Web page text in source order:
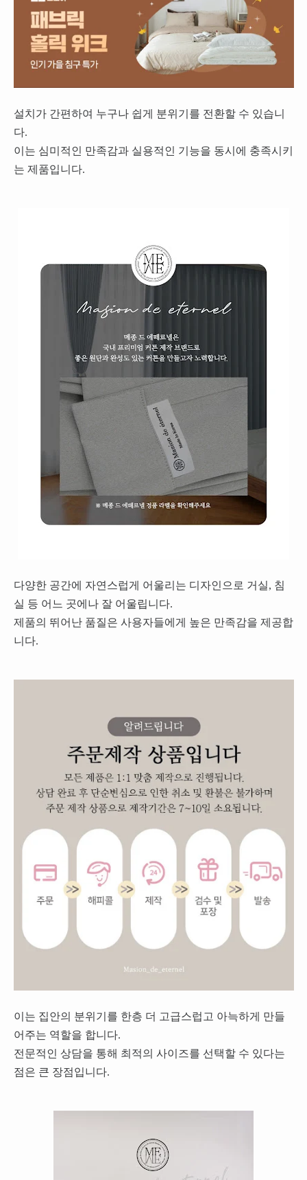
설치가 간편하여 누구나 쉽게 분위기를 전환할 수 있습니
다.
이는 심미적인 만족감과 실용적인 기능을 동시에 충족시키
는 제품입니다.
다양한 공간에 자연스럽게 어울리는 디자인으로 거실, 침
실 등 어느 곳에나 잘 어울립니다.
제품의 뛰어난 품질은 사용자들에게 높은 만족감을 제공합
니다.
이는 집안의 분위기를 한층 더 고급스럽고 아늑하게 만들
어주는 역할을 합니다.
전문적인 상담을 통해 최적의 사이즈를 선택할 수 있다는
점은 큰 장점입니다.